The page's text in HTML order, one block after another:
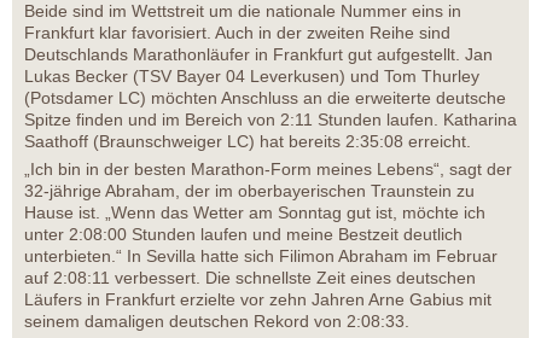
Beide sind im Wettstreit um die nationale Nummer eins in
Frankfurt klar favorisiert. Auch in der zweiten Reihe sind
Deutschlands Marathonläufer in Frankfurt gut aufgestellt. Jan
Lukas Becker (TSV Bayer 04 Leverkusen) und Tom Thurley
(Potsdamer LC) möchten Anschluss an die erweiterte deutsche
Spitze finden und im Bereich von 2:11 Stunden laufen. Katharina
Saathoff (Braunschweiger LC) hat bereits 2:35:08 erreicht.
„Ich bin in der besten Marathon-Form meines Lebens“, sagt der
32-jährige Abraham, der im oberbayerischen Traunstein zu
Hause ist. „Wenn das Wetter am Sonntag gut ist, möchte ich
unter 2:08:00 Stunden laufen und meine Bestzeit deutlich
unterbieten.“ In Sevilla hatte sich Filimon Abraham im Februar
auf 2:08:11 verbessert. Die schnellste Zeit eines deutschen
Läufers in Frankfurt erzielte vor zehn Jahren Arne Gabius mit
seinem damaligen deutschen Rekord von 2:08:33.